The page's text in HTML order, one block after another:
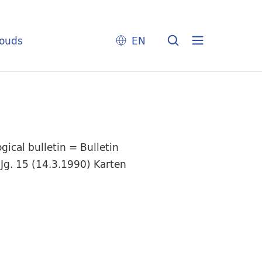
EN
bulletin = Bulletin
15 (14.3.1990) Karten